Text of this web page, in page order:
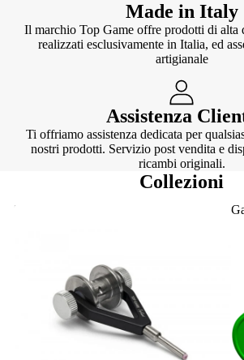
Made in Italy
Il marchio Top Game offre prodotti di alta
realizzati esclusivamente in Italia, ed
artigianale
Assistenza
Ti offriamo assistenza dedicata per
nostri prodotti. Servizio post vendita e
ricambi originali.
Collezioni
Knotter